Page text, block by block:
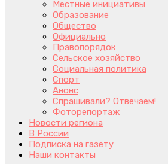
Местные инициативы
Образование
Общество
Официально
Правопорядок
Сельское хозяйство
Социальная политика
Спорт
Анонс
Спрашивали? Отвечаем!
Фоторепортаж
Новости региона
В России
Подписка на газету
Наши контакты